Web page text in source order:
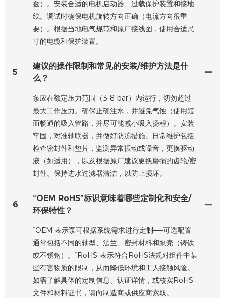
兹）。安装合适的电机启动器、过载保护装置和接地
线。调试时确保电机旋转方向正确（电流方向很重
要）。根据当地电气规范和原厂接线图，使用合适尺
寸的电缆和保护装置。
5
建议的操作限制和常见的安装/维护方法是什
么？
泵应在额定压力范围（3-8 bar）内运行，切勿超过
最大工作压力。确保正确注水，并避免气蚀（使用短
而畅通的吸入管路，并尽可能减小吸入扬程）。安装
牢固，对准轴联器，并做好防冻措施。日常维护包括
检查密封件和垫片，监测异常振动或噪音，更换驱动
液（如适用），以及根据原厂建议更换磨损的齿轮/密
封件。保持进水过滤器清洁，以防止损坏。
6
“OEM RoHS”标识意味着哪些定制化和安全/
环保特性？
“OEM”表示泵可根据系统需求进行定制——可选配置
通常包括不同的轴型、法兰、密封材料和泵壳（铸铁
或不锈钢）。“RoHS”表示符合RoHS法规对组件中某
些有害物质的限制，从而降低环境和工人接触风险。
如需了解具体的定制信息、认证详情，或核实RoHS
文件和材料证书，请向制造商或供应商索取。